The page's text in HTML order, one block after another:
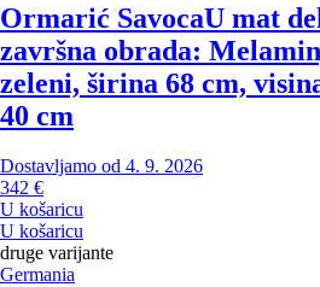
Ormarić SavocaU mat
završna obrada:
zeleni, širina 68 cm,
40 cm
Dostavljamo od 4. 9. 2026
342 €
U košaricu
U košaricu
druge varijante
Germania